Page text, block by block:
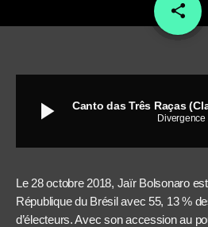
share
email
play_arrow Canto das Três Raças
Divergence
Le 28 octobre 2018, Jaïr Bolsonaro
République du Brésil avec 55, 13 %
d’électeurs. Avec son accession au